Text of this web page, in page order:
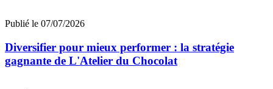
Publié le 07/07/2026
Diversifier pour mieux performer : la stratégie
gagnante de L'Atelier du Chocolat